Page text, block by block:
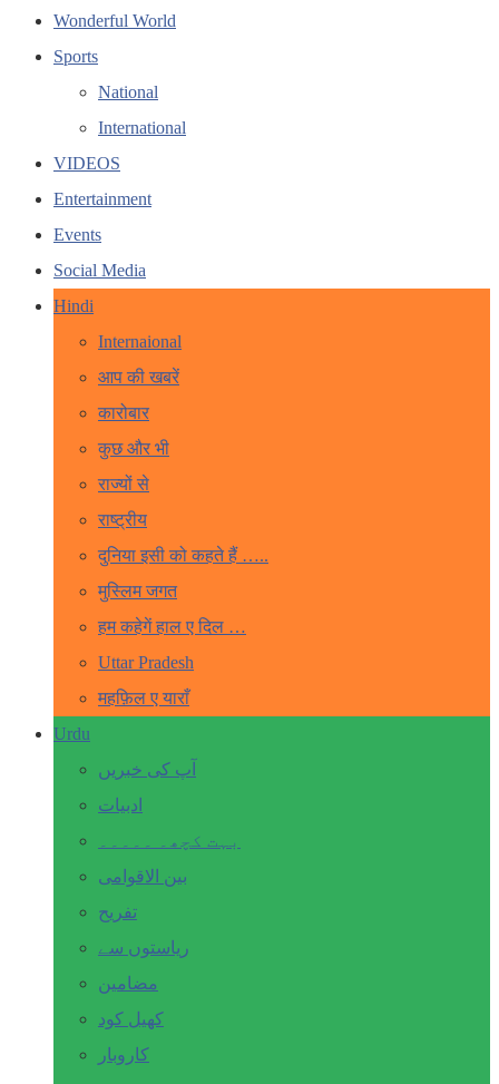
Wonderful World
Sports
National
International
VIDEOS
Entertainment
Events
Social Media
Hindi
Internaional
आप की खबरें
कारोबार
कुछ और भी
राज्यों से
राष्ट्रीय
दुनिया इसी को कहते हैं …..
मुस्लिम जगत
हम कहेगें हाल ए दिल …
Uttar Pradesh
महफ़िल ए याराँ
Urdu
آپ کی خبریں
ادبیات
بہت کچھ۔ ۔۔۔۔۔
بین الاقوامی
تفریح
ریاستوں سے
مضامین
کھیل کود
کاروبار